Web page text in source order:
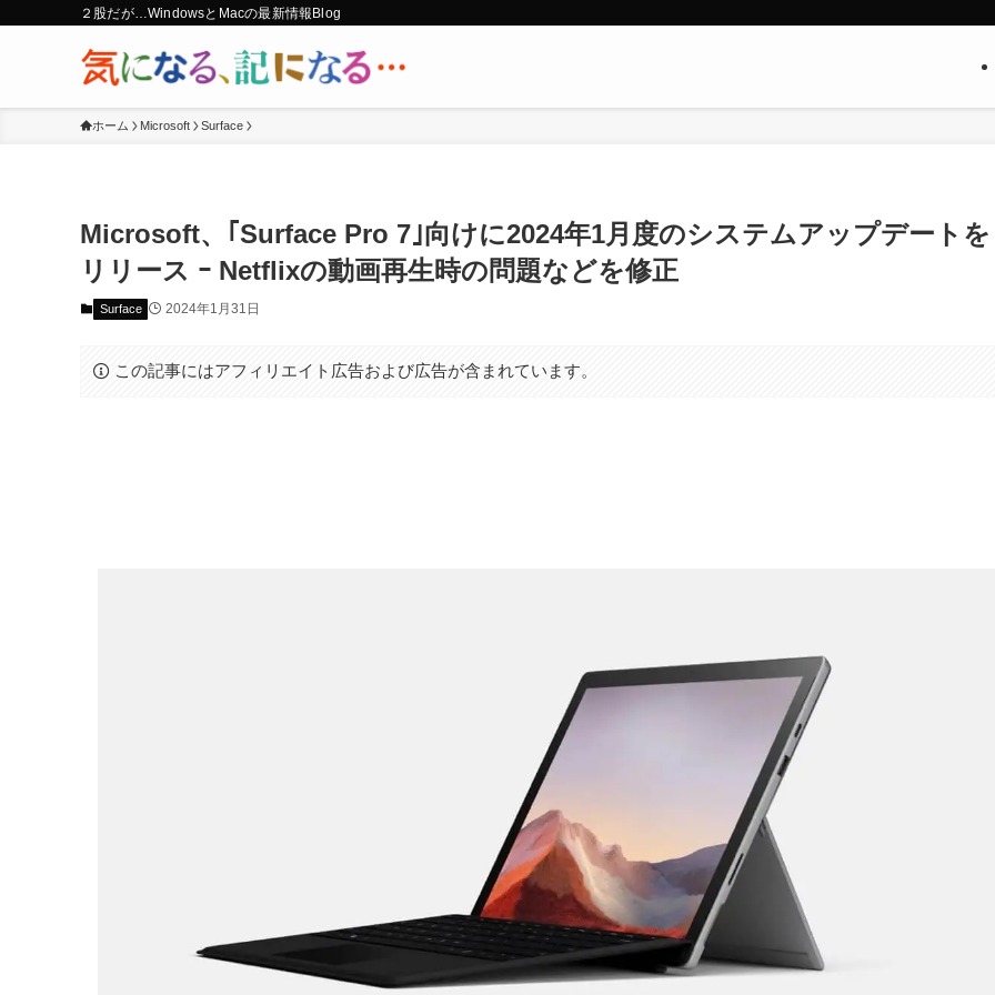
２股だが…WindowsとMacの最新情報Blog
ホーム Microsoft Surface
Microsoft、｢Surface Pro 7｣向けに2024年1月度のシステムアップデートを
リリース ｰ Netflixの動画再生時の問題などを修正
Surface 2024年1月31日
この記事にはアフィリエイト広告および広告が含まれています。